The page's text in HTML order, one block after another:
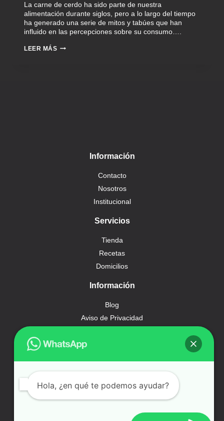
La carne de cerdo ha sido parte de nuestra
alimentación durante siglos, pero a lo largo del tiempo
ha generado una serie de mitos y tabúes que han
influido en las percepciones sobre su consumo….
LEER MÁS
Información
Contacto
Nosotros
Institucional
Servicios
Tienda
Recetas
Domicilios
Información
Blog
Aviso de Privacidad
© CORTEFINO 2024.
Hola, ¿en qué te podemos ayudar?